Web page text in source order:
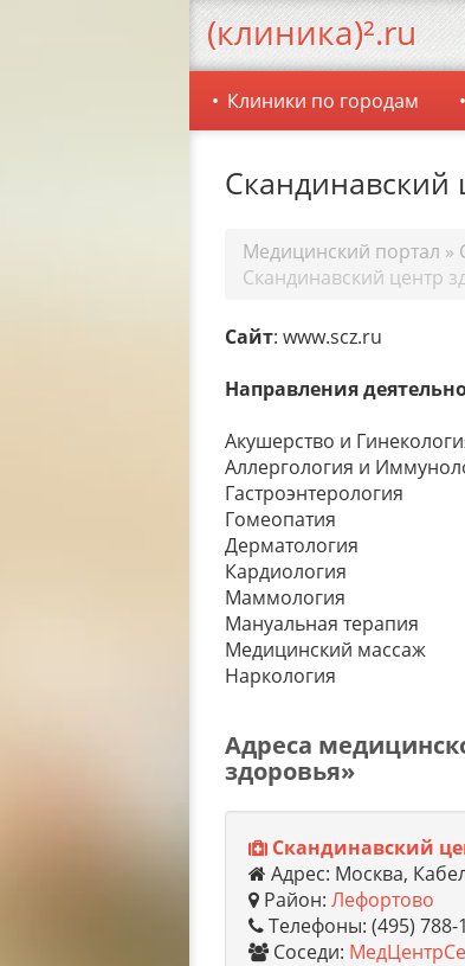
Скандинавский
Медицинский портал »
Скандинавский центр
Сайт: www.scz.ru
Направления
Акушерство и
Аллергология и
Гастроэнтерология
Гомеопатия
Дерматология
Кардиология
Маммология
Мануальная терапия
Медицинский массаж
Наркология
Адреса
здоровья»
Скандинавский
Адрес: Москва,
Район: Лефортово
Телефоны: (495) 788-
Соседи:
(клиника)².ru
Клиники по городам